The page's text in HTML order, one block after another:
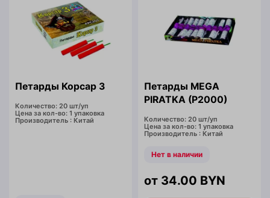
Петарды Корсар 3
Количество: 20 шт/уп
Цена за кол-во: 1 упаковка
Производитель : Китай
Петарды MEGA
PIRATKA (P2000)
Количество: 20 шт/уп
Цена за кол-во: 1 упаковка
Производитель : Китай
Нет в наличии
34.00 BYN